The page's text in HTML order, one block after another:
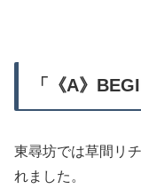
「《A》
東尋坊では草間リ
れました。